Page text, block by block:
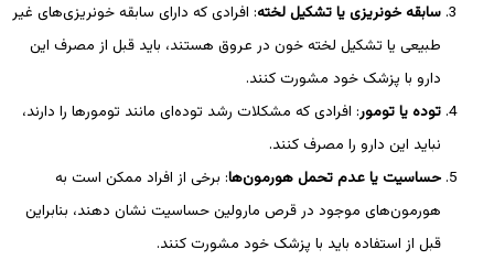
سابقه خونریزی یا تشکیل لخته‌: افرادی که دارای سابقه خونریزی‌های غیر
طبیعی یا تشکیل لخته خون در عروق هستند، باید قبل از مصرف این
دارو با پزشک خود مشورت کنند.
توده یا تومور: افرادی که مشکلات رشد توده‌ای مانند تومورها را دارند،
نباید این دارو را مصرف کنند.
حساسیت یا عدم تحمل هورمون‌ها: برخی از افراد ممکن است به
هورمون‌های موجود در قرص مارولین حساسیت نشان دهند، بنابراین
قبل از استفاده باید با پزشک خود مشورت کنند.